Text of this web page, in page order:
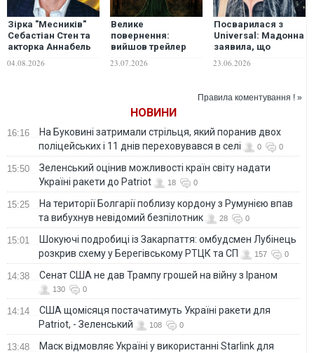
Зірка "Месників"
Себастіан Стен та
акторка Аннабель
стали батьками
04.08.2026
Велике
повернення:
вийшов трейлер
Сходження
23.07.2026
Посварилася з
Universal: Мадонна
заявила, що
неї скасували
23.06.2026
Правила коментування ! »
НОВИНИ
16:16
На Буковині затримали стрільця, який поранив двох
поліцейських і 11 днів переховувався в селі
0 0
15:50
Зеленський оцінив можливості країн світу надати
Україні ракети до Patriot
18 0
15:25
На території Болгарії поблизу кордону з Румунією впав
та вибухнув невідомий безпілотник
28 0
15:01
Шокуючі подробиці із Закарпаття: омбудсмен Лубінець
розкрив схему у Берегівському РТЦК та СП
157 0
14:38 Сенат США не дав Трампу грошей на війну з Іраном
130 0
14:14
США щомісяця постачатимуть Україні ракети для
Patriot, - Зеленський
108 0
13:48
Маск відмовляє Україні у використанні Starlink для